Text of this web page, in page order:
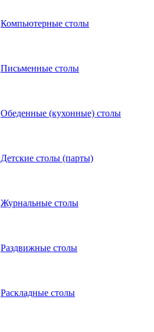
Компьютерные столы
Письменные столы
Обеденные (кухонные) столы
Детские столы (парты)
Журнальные столы
Раздвижные столы
Раскладные столы